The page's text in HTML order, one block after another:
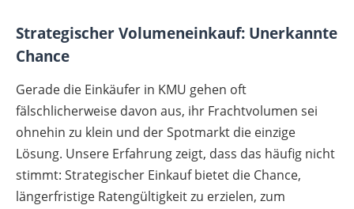
Strategischer Volumeneinkauf: Unerkannte
Chance
Gerade die Einkäufer in KMU gehen oft
fälschlicherweise davon aus, ihr Frachtvolumen sei
ohnehin zu klein und der Spotmarkt die einzige
Lösung. Unsere Erfahrung zeigt, dass das häufig nicht
stimmt: Strategischer Einkauf bietet die Chance,
längerfristige Ratengültigkeit zu erzielen, zum